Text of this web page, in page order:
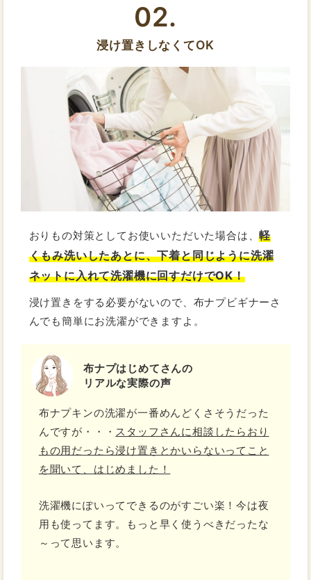
02.
浸け置きしなくてOK
おりもの対策としてお使いいただいた場合は、軽
くもみ洗いしたあとに、下着と同じように洗濯
ネットに入れて洗濯機に回すだけでOK！
浸け置きをする必要がないので、布ナプビギナーさ
んでも簡単にお洗濯ができますよ。
布ナプはじめてさんの
リアルな実際の声
布ナプキンの洗濯が一番めんどくさそうだった
んですが・・・ スタッフさんに相談したらおり
もの用だったら浸け置きとかいらないってこと
を聞いて、はじめました！
洗濯機にぽいってできるのがすごい楽！今は夜
用も使ってます。もっと早く使うべきだったな
～って思います。